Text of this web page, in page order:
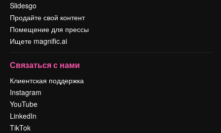
Slidesgo
Продайте свой контент
Помещение для прессы
Ищете magnific.ai
Связаться с нами
Клиентская поддержка
Instagram
YouTube
LinkedIn
TikTok